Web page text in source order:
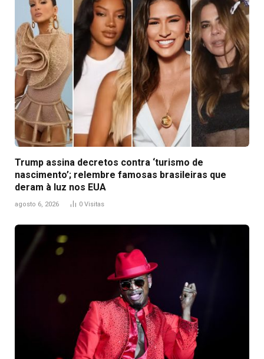
Trump assina decretos contra ‘turismo de
nascimento’; relembre famosas brasileiras que
deram à luz nos EUA
agosto 6, 2026 0 Visitas